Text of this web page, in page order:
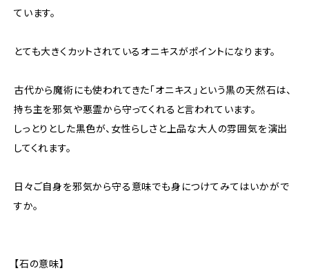
ています。
とても大きくカットされているオニキスがポイントになります。
古代から魔術にも使われてきた「オニキス」という黒の天然石は、
持ち主を邪気や悪霊から守ってくれると言われています。
しっとりとした黒色が、女性らしさと上品な大人の雰囲気を演出
してくれます。
日々ご自身を邪気から守る意味でも身につけてみてはいかがで
すか。
【石の意味】